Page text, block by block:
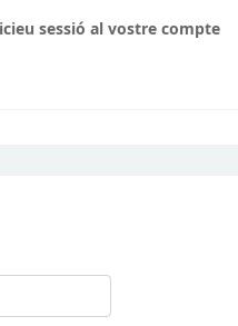
sessió al vostre compte